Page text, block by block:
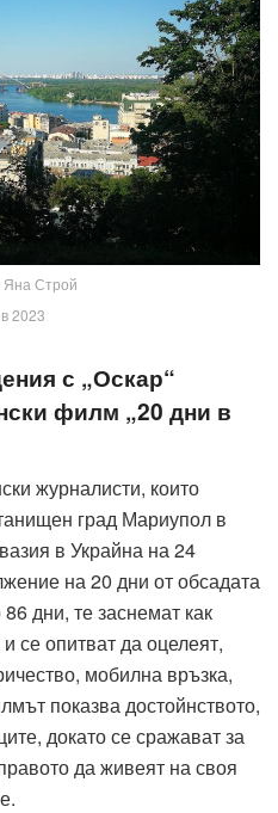
Яна Строй
2023
с „Оскар“
филм „20 дни в
журналисти, които
град Мариупол в
в Украйна на 24
на 20 дни от обсадата
дни, те заснемат как
се опитват да оцелеят,
мобилна връзка,
показва достойнството,
докато се сражават за
да живеят на своя